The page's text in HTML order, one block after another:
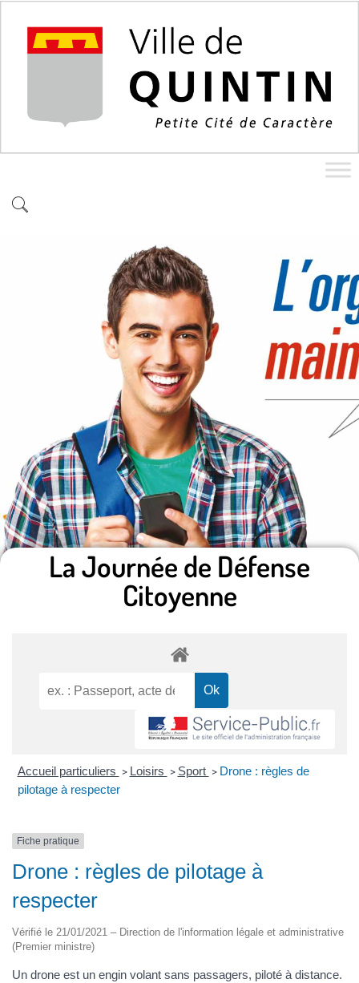
La Journée de Défense
Citoyenne
Accueil particuliers > Loisirs > Sport > Drone : règles de
pilotage à respecter
Fiche pratique
Drone : règles de pilotage à
respecter
Vérifié le 21/01/2021 – Direction de l'information légale et administrative
(Premier ministre)
Un drone est un engin volant sans passagers, piloté à distance.